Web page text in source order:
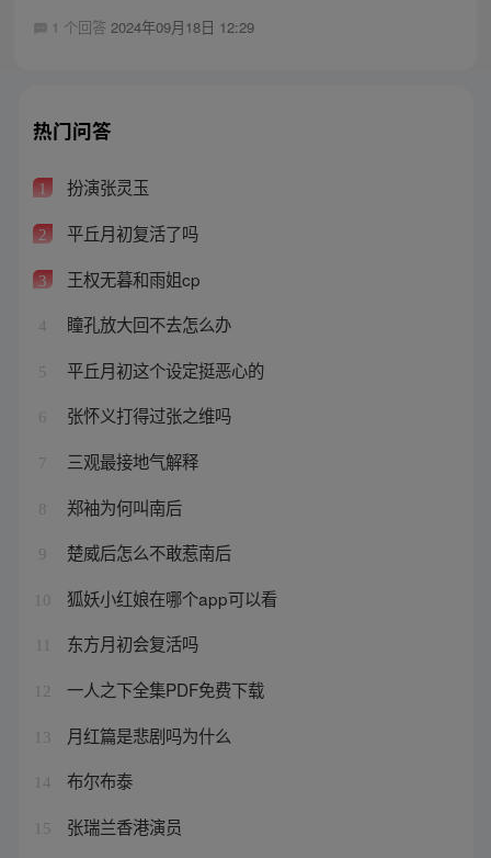
1 个回答 2024年09月18日 12:29
热门问答
1 扮演张灵玉
2 平丘月初复活了吗
3 王权无暮和雨姐cp
4 瞳孔放大回不去怎么办
5 平丘月初这个设定挺恶心的
6 张怀义打得过张之维吗
7 三观最接地气解释
8 郑袖为何叫南后
9 楚威后怎么不敢惹南后
10 狐妖小红娘在哪个app可以看
东方月初会复活吗
12 一人之下全集PDF免费下载
13 月红篇是悲剧吗为什么
14 布尔布泰
15 张瑞兰香港演员